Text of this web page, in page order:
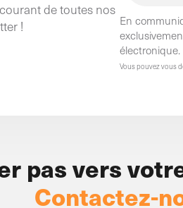
de toutes nos
!
En
électronique.
Vous pouvez vous
pas vers
Contactez-